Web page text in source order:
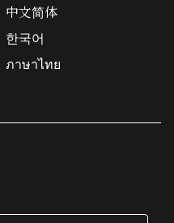
中文简体
한국어
ภาษาไทย